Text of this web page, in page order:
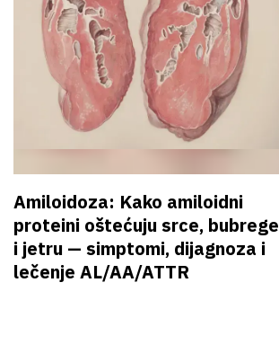
Amiloidoza: Kako amiloidni
proteini oštećuju srce, bubrege
i jetru — simptomi, dijagnoza i
lečenje AL/AA/ATTR